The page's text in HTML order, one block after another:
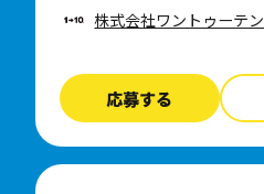
株式会社ワントゥーテン
応募する